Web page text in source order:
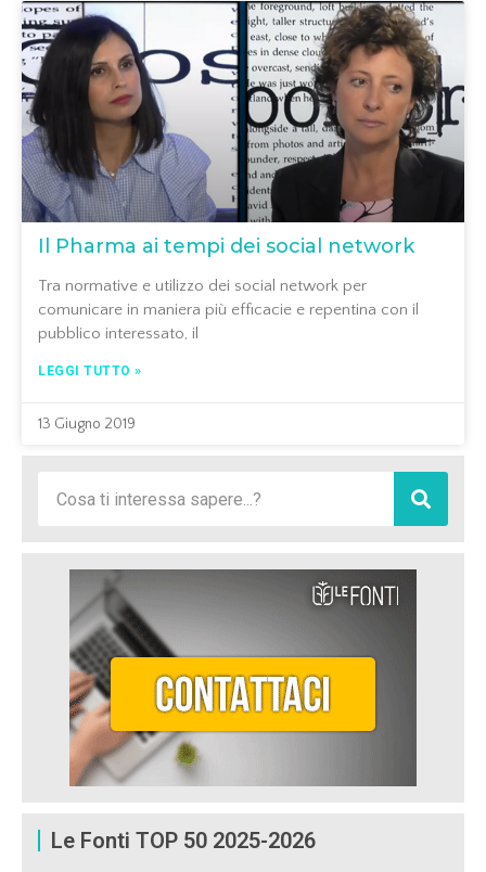
Il Pharma ai tempi dei social network
Tra normative e utilizzo dei social network per
comunicare in maniera più efficacie e repentina con il
pubblico interessato, il
LEGGI TUTTO »
13 Giugno 2019
Le Fonti TOP 50 2025-2026